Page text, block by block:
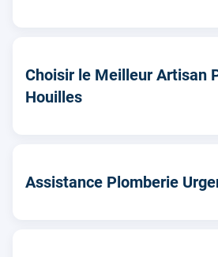
Choisir le Meilleur Artisan
Houilles
Assistance Plomberie